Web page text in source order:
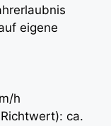
eigene
h
ca.